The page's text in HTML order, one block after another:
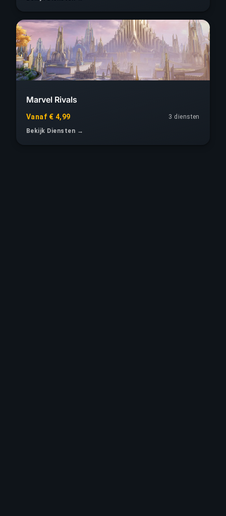
Marvel Rivals
Vanaf € 4,99
3 diensten
Bekijk Diensten →